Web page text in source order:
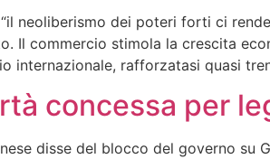
neoliberismo dei poteri forti ci
Il commercio stimola la crescita
internazionale, rafforzatasi quasi
concessa per
disse del blocco del governo su